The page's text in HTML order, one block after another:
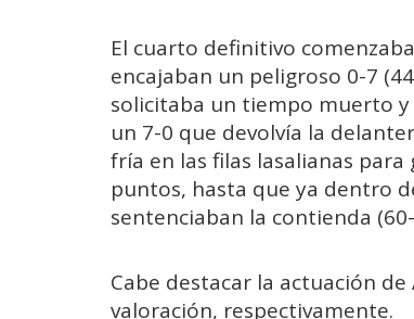
El cuarto definitivo
encajaban un peligroso 0-7
solicitaba un tiempo muerto
un 7-0 que devolvía la
fría en las filas lasalianas
puntos, hasta que ya dentro
sentenciaban la contienda
Cabe destacar la actuación
valoración, respectivamente.